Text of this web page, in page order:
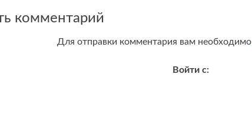
комментарий
Для отправки комментария вам необходимо
Войти с: